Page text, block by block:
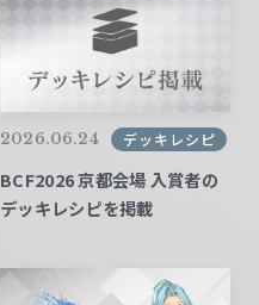
2026.06.24 デッキレシピ
BCF2026 京都会場 入賞者の
デッキレシピを掲載